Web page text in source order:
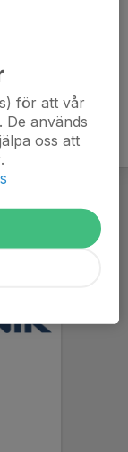
för att vår
används
oss att